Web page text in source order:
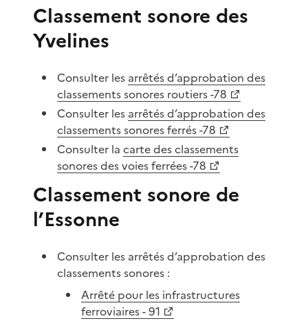
Classement sonore des
Yvelines
Consulter les arrêtés d’approbation des
classements sonores routiers -78
Consulter les arrêtés d’approbation des
classements sonores ferrés -78
Consulter lacarte des classements
sonores des voies ferrées -78
Classement sonore de
l’Essonne
Consulter les arrêtés d’approbation des
classements sonores :
Arrêté pour les infrastructures
ferroviaires - 91